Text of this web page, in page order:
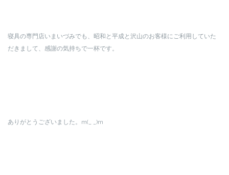
寝具の専門店いまいづみでも、昭和と平成と沢山のお客様にご利用していた
だきまして、感謝の気持ちで一杯です。
ありがとうございました。m(_ _)m